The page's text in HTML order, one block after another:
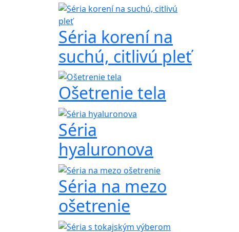
Séria korení na
suchú, citlivú pleť
Ošetrenie tela
Séria
hyaluronova
Séria na mezo
ošetrenie